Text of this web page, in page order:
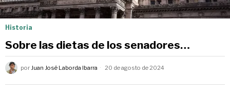
Historia
Sobre las dietas de los senadores…
por Juan José Laborda Ibarra 20 de agosto de 2024